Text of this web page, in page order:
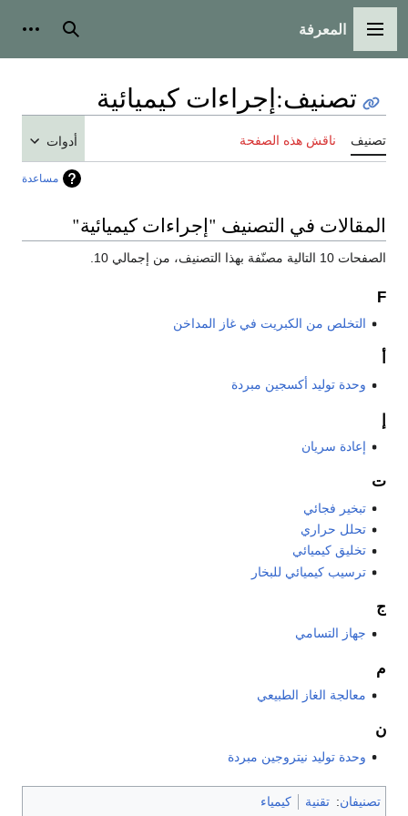
القائمة الرئيسية
المعرفة بحث
تصنيف:إجراءات كيميائية
تصنيف ناقش هذه الصفحة أدوات
مساعدة
المقالات في التصنيف "إجراءات كيميائية"
الصفحات 10 التالية مصنّفة بهذا التصنيف، من إجمالي 10.
F
التخلص من الكبريت في غاز المداخن
وحدة توليد أكسجين مبردة
إ
إعادة سريان
ت
تبخير فجائي
تحلل حراري
تخليق كيميائي
ترسيب كيميائي للبخار
ج
جهاز التسامي
م
معالجة الغاز الطبيعي
ن
وحدة توليد نيتروجين مبردة
تصنيفان: تقنية كيمياء